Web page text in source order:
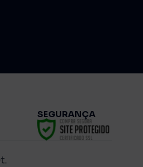
SEGURANÇA